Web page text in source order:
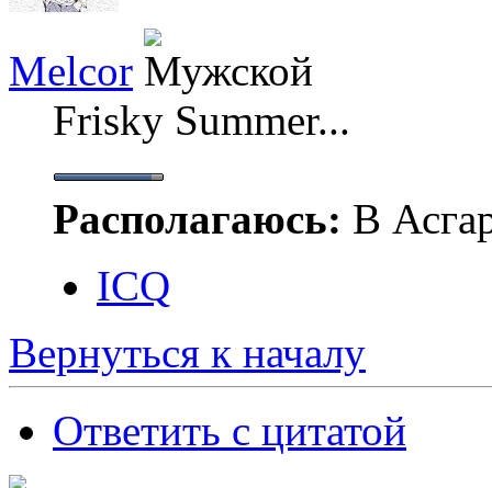
Melcor
Frisky Summer...
Располагаюсь: В
ICQ
Вернуться к началу
Ответить с цитатой